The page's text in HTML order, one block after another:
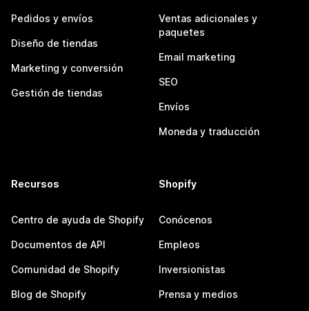
Pedidos y envíos
Diseño de tiendas
Marketing y conversión
Gestión de tiendas
Ventas adicionales y
paquetes
Email marketing
SEO
Envíos
Moneda y traducción
Recursos
Centro de ayuda de Shopify
Documentos de API
Comunidad de Shopify
Blog de Shopify
Shopify
Conócenos
Empleos
Inversionistas
Prensa y medios